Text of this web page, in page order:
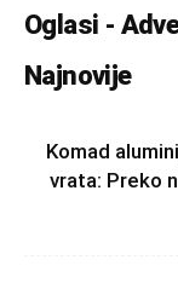
Oglasi -
Najnovije
Komad
vrata: Preko